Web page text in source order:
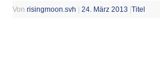
Vonrisingmoon.svh | 24. März 2013 |Titel